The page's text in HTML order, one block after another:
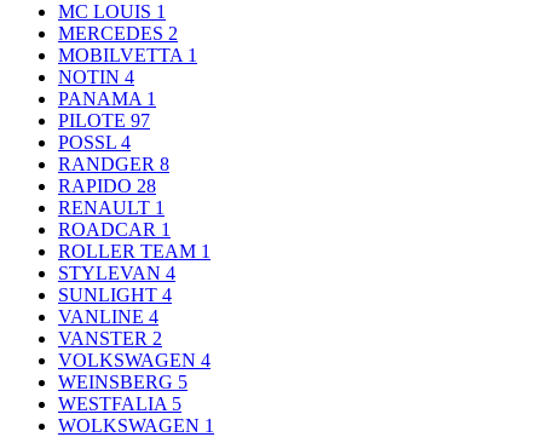
MC LOUIS 1
MERCEDES 2
MOBILVETTA 1
NOTIN 4
PANAMA 1
PILOTE 97
POSSL 4
RANDGER 8
RAPIDO 28
RENAULT 1
ROADCAR 1
ROLLER TEAM 1
STYLEVAN 4
SUNLIGHT 4
VANLINE 4
VANSTER 2
VOLKSWAGEN 4
WEINSBERG 5
WESTFALIA 5
WOLKSWAGEN 1